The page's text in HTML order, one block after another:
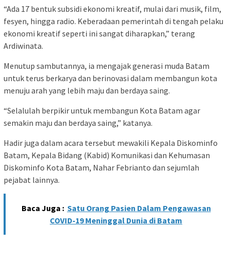
“Ada 17 bentuk subsidi ekonomi kreatif, mulai dari musik, film,
fesyen, hingga radio. Keberadaan pemerintah di tengah pelaku
ekonomi kreatif seperti ini sangat diharapkan,” terang
Ardiwinata.
Menutup sambutannya, ia mengajak generasi muda Batam
untuk terus berkarya dan berinovasi dalam membangun kota
menuju arah yang lebih maju dan berdaya saing.
“Selalulah berpikir untuk membangun Kota Batam agar
semakin maju dan berdaya saing,” katanya.
Hadir juga dalam acara tersebut mewakili Kepala Diskominfo
Batam, Kepala Bidang (Kabid) Komunikasi dan Kehumasan
Diskominfo Kota Batam, Nahar Febrianto dan sejumlah
pejabat lainnya.
Baca Juga : Satu Orang Pasien Dalam Pengawasan
COVID-19 Meninggal Dunia di Batam